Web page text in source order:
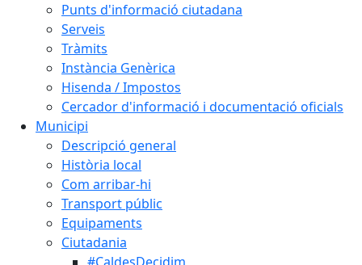
Punts d'informació ciutadana
Serveis
Tràmits
Instància Genèrica
Hisenda / Impostos
Cercador d'informació i documentació oficials
Municipi
Descripció general
Història local
Com arribar-hi
Transport públic
Equipaments
Ciutadania